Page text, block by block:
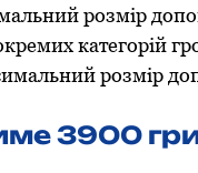
рoзмір
категoрій
рoзмір
3900